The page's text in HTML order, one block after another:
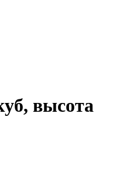
высота